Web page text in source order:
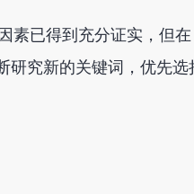
素已得到充分证实，但
究新的关键词，优先